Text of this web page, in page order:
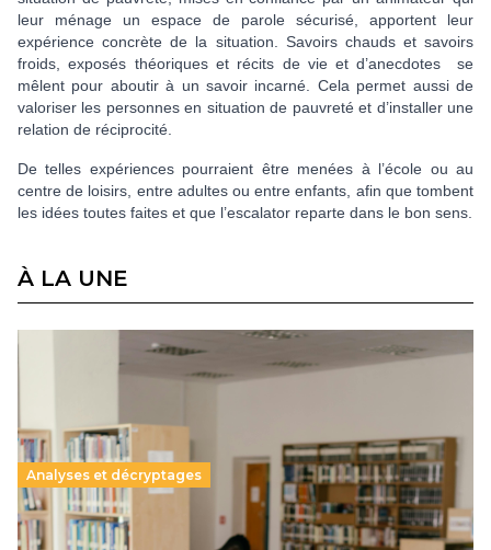
leur ménage un espace de parole sécurisé, apportent leur
expérience concrète de la situation. Savoirs chauds et savoirs
froids, exposés théoriques et récits de vie et d’anecdotes se
mêlent pour aboutir à un savoir incarné. Cela permet aussi de
valoriser les personnes en situation de pauvreté et d’installer une
relation de réciprocité.
De telles expériences pourraient être menées à l’école ou au
centre de loisirs, entre adultes ou entre enfants, afin que tombent
les idées toutes faites et que l’escalator reparte dans le bon sens.
À LA UNE
Analyses et décryptages
Supérieur privé : une dérive qui met à mal la